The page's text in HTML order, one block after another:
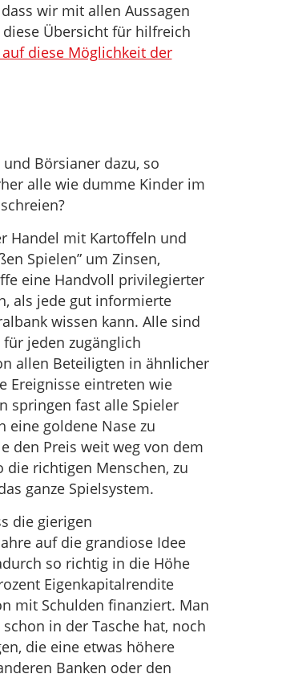
wir mit allen Aussagen
Übersicht für hilfreich
diese Möglichkeit der
Börsianer dazu, so
alle wie dumme Kinder im
Handel mit Kartoffeln und
Spielen” um Zinsen,
eine Handvoll privilegierter
als jede gut informierte
wissen kann. Alle sind
jeden zugänglich
allen Beteiligten in ähnlicher
Ereignisse eintreten wie
springen fast alle Spieler
eine goldene Nase zu
den Preis weit weg von dem
die richtigen Menschen, zu
ganze Spielsystem.
die gierigen
auf die grandiose Idee
so richtig in die Höhe
Eigenkapitalrendite
mit Schulden finanziert. Man
in der Tasche hat, noch
die eine etwas höhere
Banken oder den